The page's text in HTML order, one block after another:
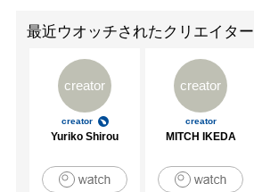
最近ウオッチされたクリエイター
creator
creator
Yuriko Shirou
creator
creator
MITCH IKEDA